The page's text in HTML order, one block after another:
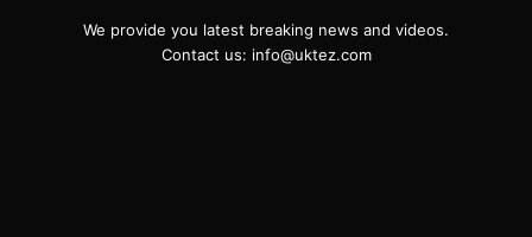
We provide you latest breaking news and videos.
Contact us: info@uktez.com